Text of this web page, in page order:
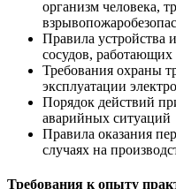
организм человека,
Правила устройства
сосудов,
Требования охраны
эксплуатации
Порядок действий
аварийных ситуаций
Правила оказания
случаях на
Требования к опыту